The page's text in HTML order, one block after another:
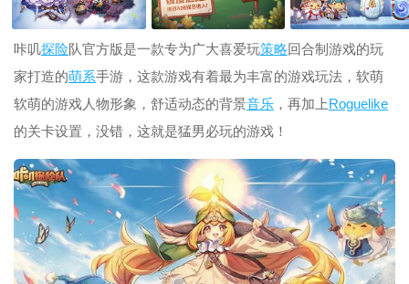
咔叽探险队官方版是一款专为广大喜爱玩策略回合制游戏的玩
家打造的萌系手游，这款游戏有着最为丰富的游戏玩法，软萌
软萌的游戏人物形象，舒适动态的背景音乐 ，再加上Roguelike
的关卡设置，没错，这就是猛男必玩的游戏！